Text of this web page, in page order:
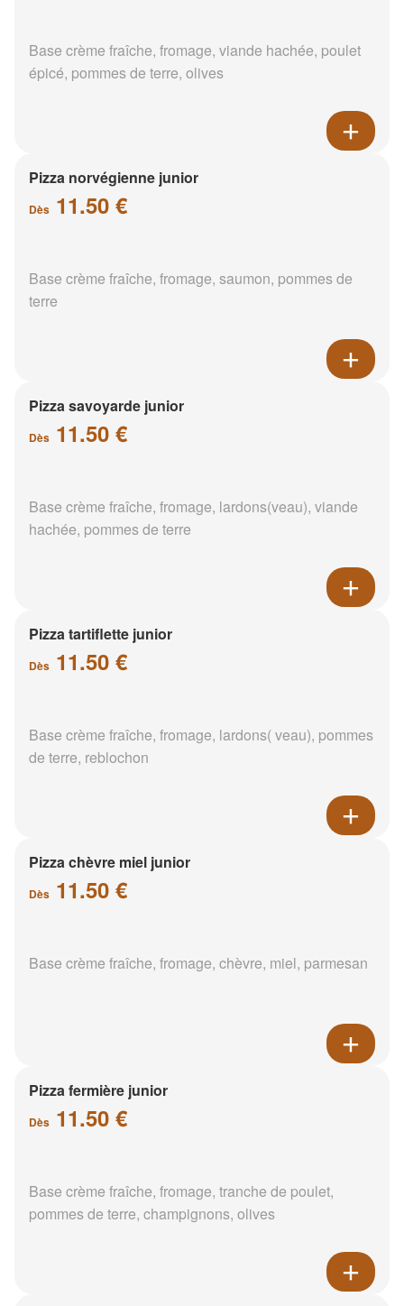
Base crème fraîche, fromage, viande hachée, poulet
épicé, pommes de terre, olives
Pizza norvégienne junior
Dès 11.50 €
Base crème fraîche, fromage, saumon, pommes de
terre
Pizza savoyarde junior
Dès 11.50 €
Base crème fraîche, fromage, lardons(veau), viande
hachée, pommes de terre
Pizza tartiflette junior
Dès 11.50 €
Base crème fraîche, fromage, lardons( veau), pommes
de terre, reblochon
Pizza chèvre miel junior
Dès 11.50 €
Base crème fraîche, fromage, chèvre, miel, parmesan
Pizza fermière junior
Dès 11.50 €
Base crème fraîche, fromage, tranche de poulet,
pommes de terre, champignons, olives